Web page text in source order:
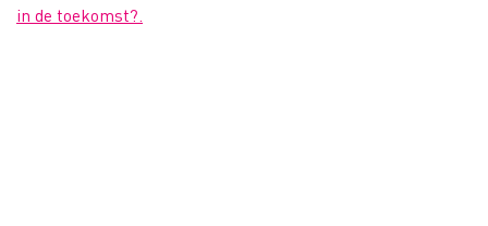
in de toekomst?.